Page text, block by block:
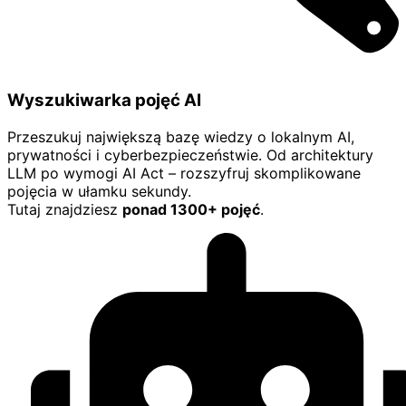
Wyszukiwarka pojęć AI
Przeszukuj największą bazę wiedzy o lokalnym AI,
prywatności i cyberbezpieczeństwie. Od architektury
LLM po wymogi AI Act – rozszyfruj skomplikowane
pojęcia w ułamku sekundy.
Tutaj znajdziesz ponad 1300+ pojęć.